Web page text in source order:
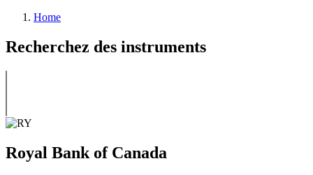
Home
Recherchez des instruments
Royal Bank of Canada